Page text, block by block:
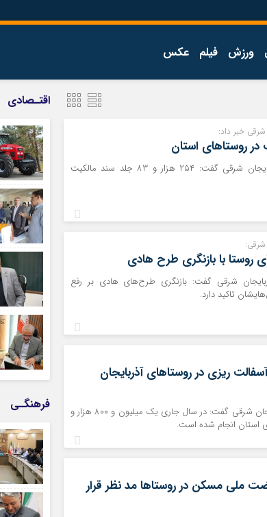
ورزش فیلم عکس
رمز
اقتصاد
فرهنگ
شرقی خبر داد:
مدیرکل بنیاد مسکن انقلاب اسلامی آذربایجان شرقی گفت: ۲۵۴ هزار و ۸۳ جلد سند مالکیت
شرقی:
روستا با بازنگری طرح هادی
شرقی گفت: بازنگری طرح‌های هادی بر رفع
تاکید دارد.
مترمربع آسفالت ریزی در روستاهای آذربایجان
مدیرکل بنیاد مسکن انقلاب اسلامی آذربایجان شرقی گفت: در سال جاری یک میلیون و ۸۰۰ هزار و
ملی مسکن در روستاها مد نظر قرار
اقتـصادی
فرهنگـی